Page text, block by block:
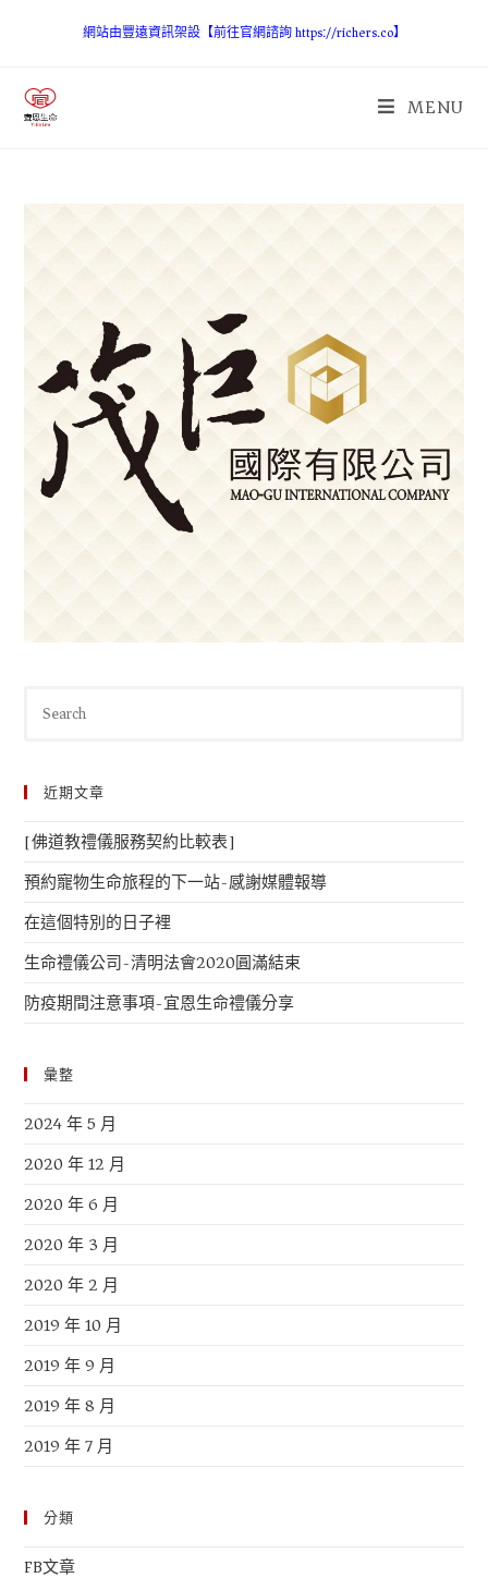
網站由豐遠資訊架設【前往官網諮詢 https://richers.co】
MENU
近期文章
[佛道教禮儀服務契約比較表]
預約寵物生命旅程的下一站-感謝媒體報導
在這個特別的日子裡
生命禮儀公司-清明法會2020圓滿結束
防疫期間注意事項-宜恩生命禮儀分享
彙整
2024 年 5 月
2020 年 12 月
2020 年 6 月
2020 年 3 月
2020 年 2 月
2019 年 10 月
2019 年 9 月
2019 年 8 月
2019 年 7 月
分類
FB文章